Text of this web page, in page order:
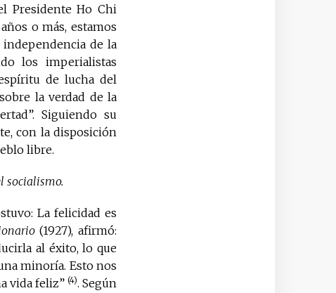
Presidente Ho Chi
o más, estamos
de la
los imperialistas
de lucha del
la verdad de la
Siguiendo su
con la disposición
libre.
socialismo.
La felicidad es
(1927), afirmó:
al éxito, lo que
minoría. Esto nos
vida feliz” (4). Según